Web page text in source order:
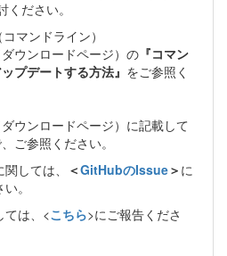
ださい。
マンドライン）
ウンロードページ）の 『コマン
プデートする方法』 をご参照く
ウンロードページ）に記載して
ご参照ください。
しては、
＜GitHubのIssue＞ に
。
ては、<こちら>にご報告くださ